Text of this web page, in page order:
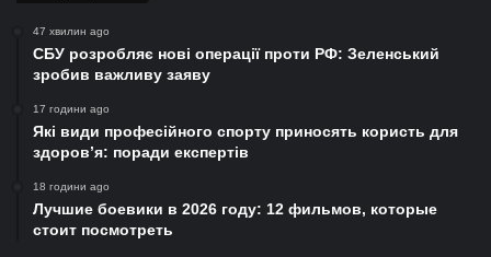
47 хвилин ago
СБУ розробляє нові операції проти РФ: Зеленський
зробив важливу заяву
17 години ago
Які види професійного спорту приносять користь для
здоров’я: поради експертів
18 години ago
Лучшие боевики в 2026 году: 12 фильмов, которые
стоит посмотреть